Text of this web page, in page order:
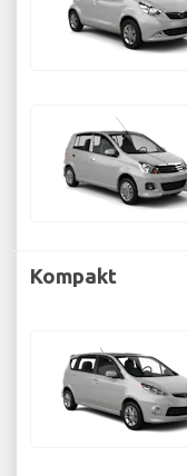
Kompakt